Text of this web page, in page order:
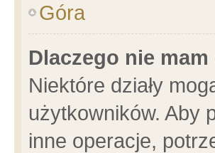
Góra
Dlaczego nie
Niektóre działy
użytkowników. Aby
inne operacje,